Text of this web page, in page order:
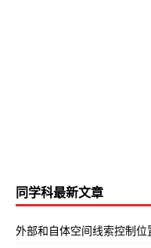
同学科最新文章
外部和自体空间线索控制